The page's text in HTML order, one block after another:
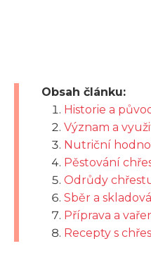
Obsah článku:
Historie a
Význam a
Nutriční
Pěstování
Odrůdy
Sběr a
Příprava a
Recepty s